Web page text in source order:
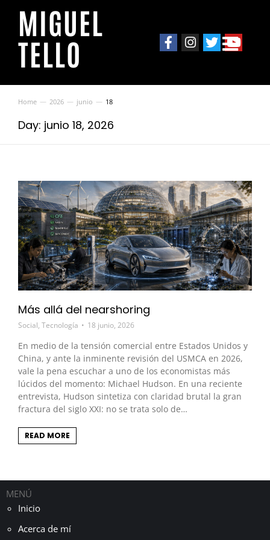
MIGUEL
TELLO
You are here:
Home 2026 junio 18
Day: junio 18, 2026
Más allá del nearshoring
Social, Tecnología 18 junio, 2026
En medio de la tensión comercial entre Estados Unidos y
China, y ante la inminente revisión del USMCA en 2026,
vale la pena escuchar a uno de los economistas más
lúcidos del momento: Michael Hudson. En una reciente
entrevista, Hudson sintetiza con claridad brutal la gran
fractura del siglo XXI: no se trata solo de…
READ MORE
MENÚ
Inicio
Acerca de mí